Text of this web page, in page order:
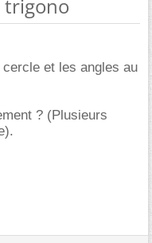
trigono
et les angles au
? (Plusieurs